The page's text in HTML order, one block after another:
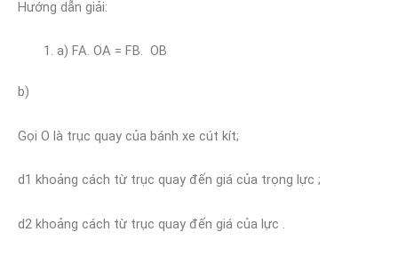
Hướng dẫn giải:
a) FA. OA = FB. OB
b)
Gọi O là trục quay của bánh xe cút kít;
d1 khoảng cách từ trục quay đến giá của trọng lực ;
d2 khoảng cách từ trục quay đến giá của lực .